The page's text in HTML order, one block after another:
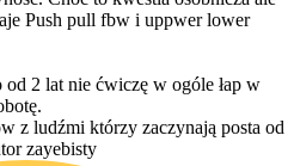
Push pull fbw i uppwer lower
od 2 lat nie ćwiczę w ogóle łap w
z ludźmi którzy zaczynają posta od
zayebisty